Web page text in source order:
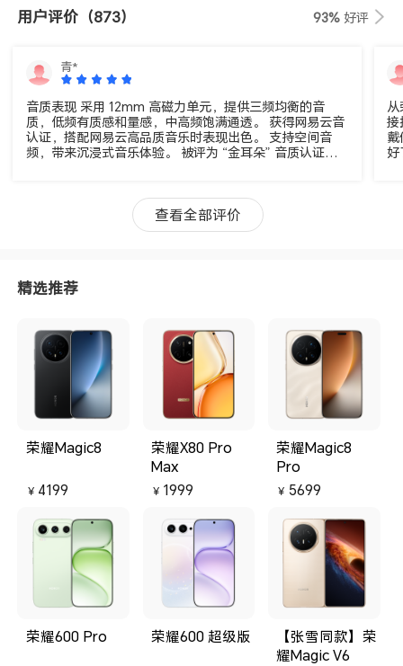
用户评价 （873） 93% 好评
青*
音质表现 采用 12mm 高磁力单元，提供三频均衡的音
质，低频有质感和量感，中高频饱满通透。 获得网易云音
认证，搭配网易云高品质音乐时表现出色。 支持空间音
频，带来沉浸式音乐体验。 被评为 “金耳朵” 音质认证，
游戏模式确保音画同步。
从
接
戴
好
查看全部评价
精选推荐
荣耀Magic8
￥ 4199
荣耀X80 Pro
Max
￥ 1999
荣耀Magic8
Pro
￥ 5699
荣耀600 Pro 荣耀600 超级版
【张雪同款】荣
耀Magic V6